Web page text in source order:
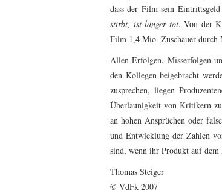
dass der Film sein
stirbt, ist länger tot. Von der
Film 1,4 Mio. Zuschauer durch
Allen Erfolgen, Misserfolgen
den Kollegen beigebracht
zusprechen, liegen
Überlaunigkeit von Kritikern
an hohen Ansprüchen oder
und Entwicklung der Zahlen
sind, wenn ihr Produkt auf dem
Thomas Steiger
© VdFk 2007